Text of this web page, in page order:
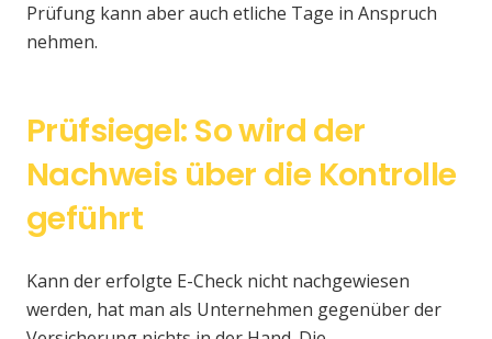
Prüfung kann aber auch etliche Tage in Anspruch
nehmen.
Prüfsiegel: So wird der
Nachweis über die Kontrolle
geführt
Kann der erfolgte E-Check nicht nachgewiesen
werden, hat man als Unternehmen gegenüber der